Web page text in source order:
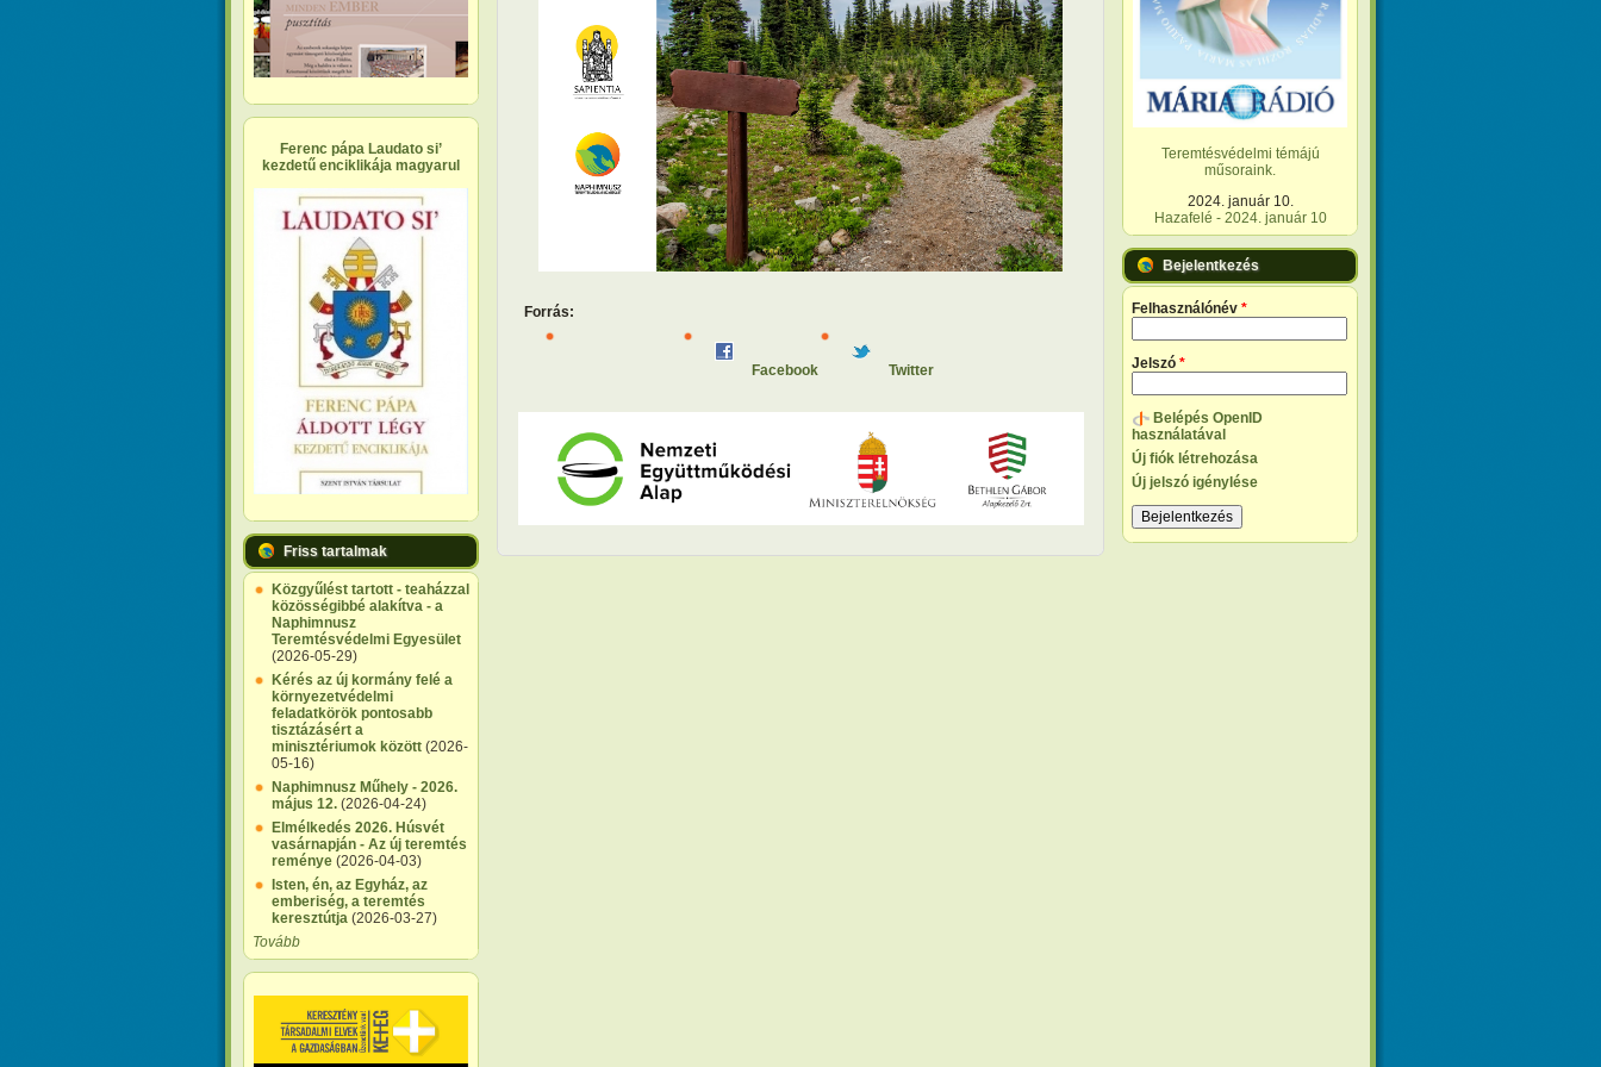
Ferenc pápa Laudato si’
kezdetű enciklikája magyarul
Friss tartalmak
Közgyűlést tartott - teaházzal
közösségibbé alakítva - a
Naphimnusz
Teremtésvédelmi Egyesület
(2026-05-29)
Kérés az új kormány felé a
környezetvédelmi
feladatkörök pontosabb
tisztázásért a
minisztériumok között (2026-
05-16)
Naphimnusz Műhely - 2026.
május 12. (2026-04-24)
Elmélkedés 2026. Húsvét
vasárnapján - Az új teremtés
reménye (2026-04-03)
Isten, én, az Egyház, az
emberiség, a teremtés
keresztútja (2026-03-27)
Tovább
Forrás:
Facebook Twitter
Teremtésvédelmi témájú
műsoraink.
2024. január 10.
Hazafelé - 2024. január 10
Bejelentkezés
Felhasználónév *
Jelszó *
Belépés OpenID
használatával
Új fiók létrehozása
Új jelszó igénylése